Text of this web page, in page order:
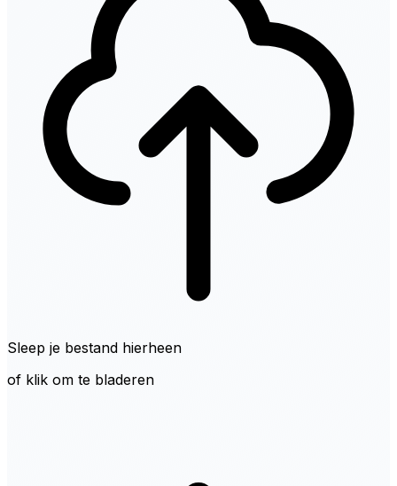
Sleep je bestand hierheen
of klik om te bladeren